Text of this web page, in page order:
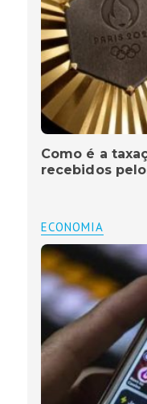
Como é a
recebidos
ECONOMIA